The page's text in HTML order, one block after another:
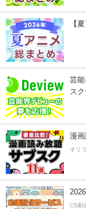
【
芸
ス
漫画
オリ
CS動